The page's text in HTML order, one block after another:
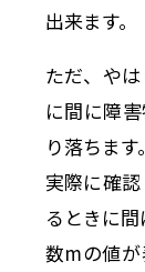
出来ます。
ただ、や
に間に障
り落ちます。
実際に確
るときに
数mの値が